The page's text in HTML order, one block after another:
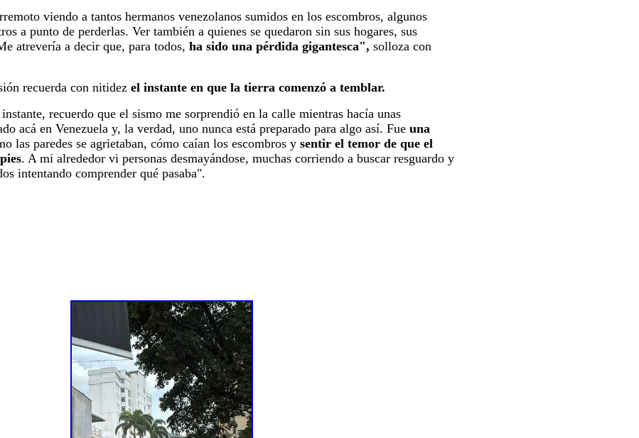
viendo a tantos hermanos venezolanos sumidos en los escombros, algunos
a punto de perderlas. Ver también a quienes se quedaron sin sus hogares, sus
atrevería a decir que, para todos, ha sido una pérdida gigantesca", solloza con
recuerda con nitidez el instante en que la tierra comenzó a temblar.
recuerdo que el sismo me sorprendió en la calle mientras hacía unas
acá en Venezuela y, la verdad, uno nunca está preparado para algo así. Fue una
las paredes se agrietaban, cómo caían los escombros y sentir el temor de que el
. A mi alrededor vi personas desmayándose, muchas corriendo a buscar resguardo y
intentando comprender qué pasaba".